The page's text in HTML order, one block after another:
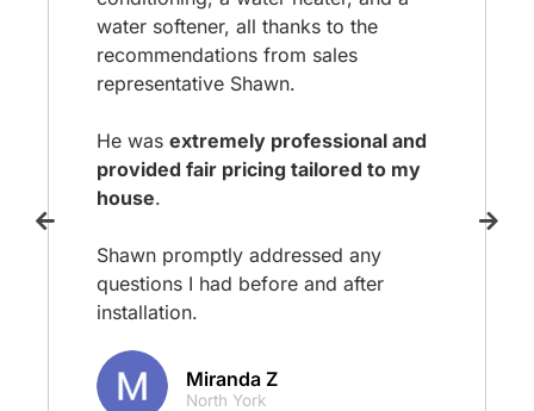
water softener, all thanks to the
recommendations from sales
representative Shawn.
He was extremely professional and
provided fair pricing tailored to my
house.
Shawn promptly addressed any
questions I had before and after
installation.
Miranda Z
North York